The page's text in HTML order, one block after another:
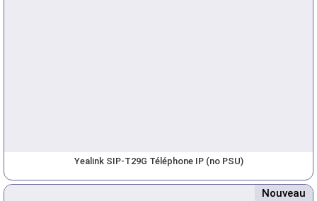
Yealink SIP-T29G Téléphone IP (no PSU)
Nouveau